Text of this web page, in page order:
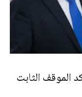
الموقف الثابت